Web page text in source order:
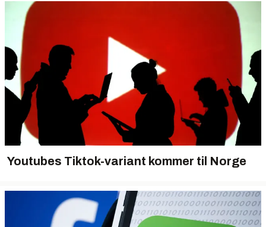
Youtubes Tiktok-variant kommer til Norge